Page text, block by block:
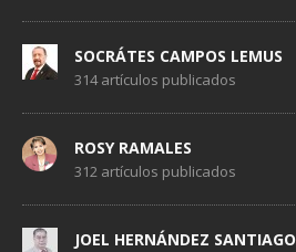
SOCRÁTES CAMPOS LEMUS
314 artículos publicados
ROSY RAMALES
312 artículos publicados
JOEL HERNÁNDEZ SANTIAGO